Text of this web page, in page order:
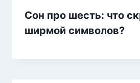
Сон про шесть: что
ширмой символов?